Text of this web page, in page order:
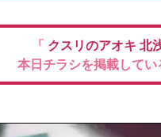
「 クスリのアオキ 北
本日チラシを掲載してい